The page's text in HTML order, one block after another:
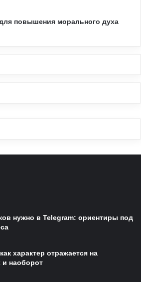
повышения морального духа
нужно в Telegram: ориентиры под
характер отражается на
наоборот